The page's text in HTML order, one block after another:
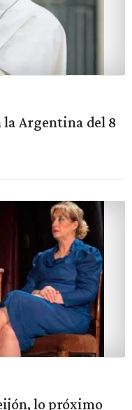
la Argentina del 8
lo próximo